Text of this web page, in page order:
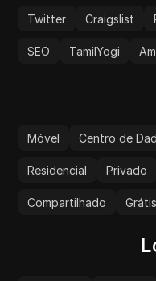
Twitter Craigslist
SEO TamilYogi
Móvel Centro de
Residencial Privado
Compartilhado Grátis